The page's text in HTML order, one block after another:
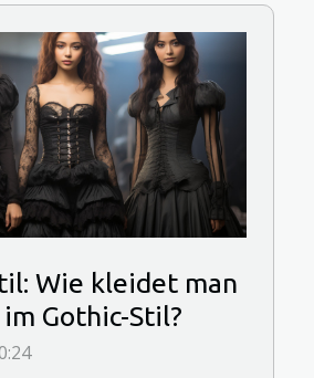
Wie kleidet man
im Gothic-Stil?